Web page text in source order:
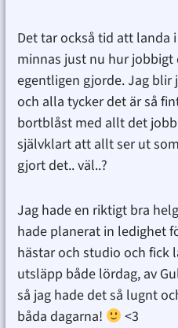
Det tar också tid att landa
minnas just nu hur
egentligen gjorde. Jag blir
och alla tycker det är så
bortblåst med allt det
självklart att allt ser ut
gjort det.. väl..?
Jag hade en riktigt bra
hade planerat in ledighet
hästar och studio och fick
utsläpp både lördag, av
så jag hade det så lugnt
båda dagarna!
<3